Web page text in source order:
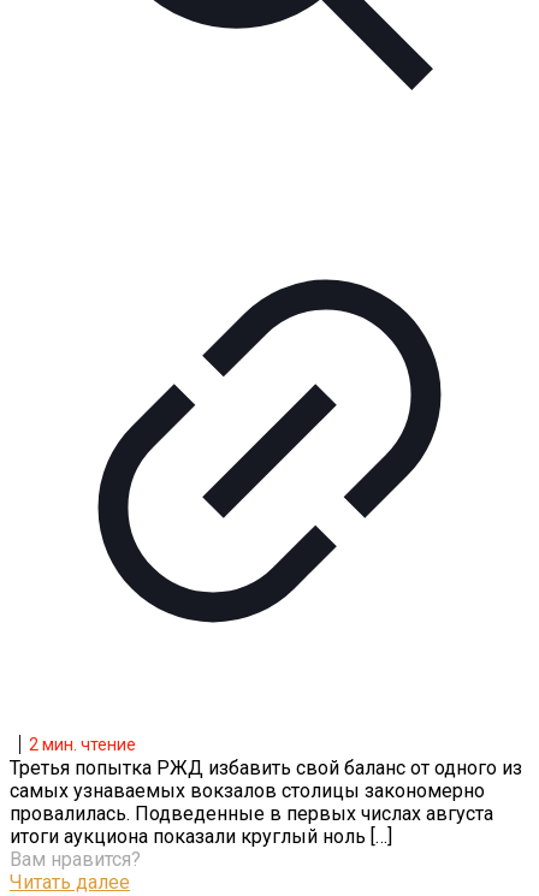
2мин. чтение
Третья попытка РЖД избавить свой баланс от одного из
самых узнаваемых вокзалов столицы закономерно
провалилась. Подведенные в первых числах августа
итоги аукциона показали круглый ноль […]
Вам нравится?
Читать далее